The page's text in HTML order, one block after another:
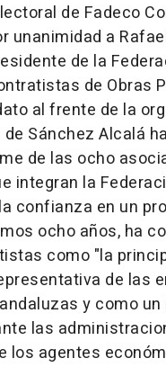
de Fadeco
unanimidad a
de la
de Obras
al frente de la
Sánchez Alcalá
de las ocho
integran la
confianza en un
ocho años, ha
como "la
de las
y como
las
los agentes